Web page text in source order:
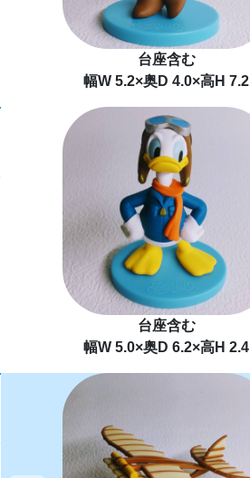
台座含む
幅W 5.2×奥D 4.0×高H 7.2
台座含む
幅W 5.0×奥D 6.2×高H 2.4